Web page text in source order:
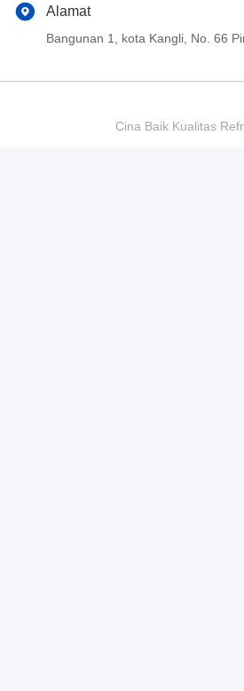
Alamat
Bangunan 1, kota Kangli, No. 66
Cina Baik Kualitas